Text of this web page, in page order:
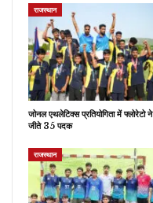
राजस्थान
जोनल एथलेटिक्स प्रतियोगिता में फ्लोरेटो ने
जीते 35 पदक
राजस्थान